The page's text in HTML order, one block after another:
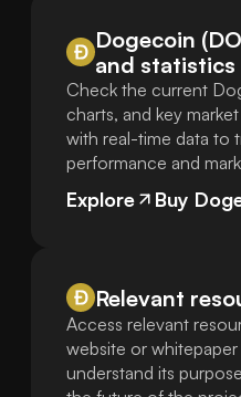
Dogecoin
and statistics
Check the current
charts, and key
with real-time data to
performance and
Explore Buy
Relevant
Access relevant
website or
understand its